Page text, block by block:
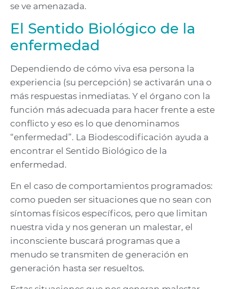
se ve amenazada.
El Sentido Biológico de la
enfermedad
Dependiendo de cómo viva esa persona la
experiencia (su percepción) se activarán una o
más respuestas inmediatas. Y el órgano con la
función más adecuada para hacer frente a este
conflicto y eso es lo que denominamos
“enfermedad”. La Biodescodificación ayuda a
encontrar el Sentido Biológico de la
enfermedad.
En el caso de comportamientos programados:
como pueden ser situaciones que no sean con
síntomas físicos específicos, pero que limitan
nuestra vida y nos generan un malestar, el
inconsciente buscará programas que a
menudo se transmiten de generación en
generación hasta ser resueltos.